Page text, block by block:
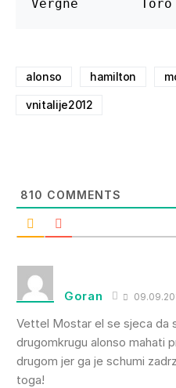
Vergne
alonso hamilton
vnitalije2012
810 COMMENTS
Goran
Vettel Mostar el se sjeca da
drugomkrugu alonso mahati
drugom jer ga je schumi
toga!